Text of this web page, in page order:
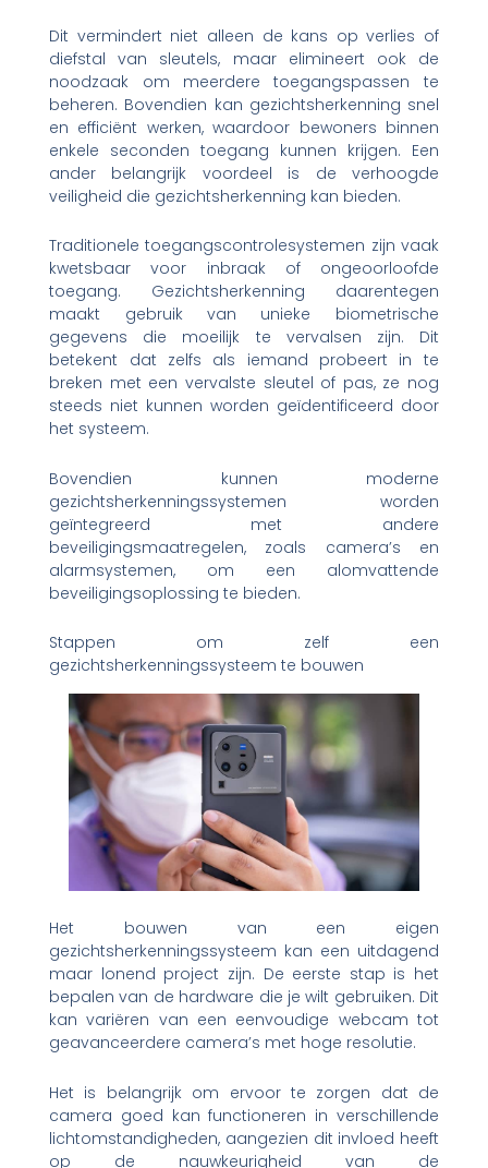
Dit vermindert niet alleen de kans op verlies of
diefstal van sleutels, maar elimineert ook de
noodzaak om meerdere toegangspassen te
beheren. Bovendien kan gezichtsherkenning snel
en efficiënt werken, waardoor bewoners binnen
enkele seconden toegang kunnen krijgen. Een
ander belangrijk voordeel is de verhoogde
veiligheid die gezichtsherkenning kan bieden.
Traditionele toegangscontrolesystemen zijn vaak
kwetsbaar voor inbraak of ongeoorloofde
toegang. Gezichtsherkenning daarentegen
maakt gebruik van unieke biometrische
gegevens die moeilijk te vervalsen zijn. Dit
betekent dat zelfs als iemand probeert in te
breken met een vervalste sleutel of pas, ze nog
steeds niet kunnen worden geïdentificeerd door
het systeem.
Bovendien kunnen moderne
gezichtsherkenningssystemen worden
geïntegreerd met andere
beveiligingsmaatregelen, zoals camera’s en
alarmsystemen, om een alomvattende
beveiligingsoplossing te bieden.
Stappen om zelf een
gezichtsherkenningssysteem te bouwen
Het bouwen van een eigen
gezichtsherkenningssysteem kan een uitdagend
maar lonend project zijn. De eerste stap is het
bepalen van de hardware die je wilt gebruiken. Dit
kan variëren van een eenvoudige webcam tot
geavanceerdere camera’s met hoge resolutie.
Het is belangrijk om ervoor te zorgen dat de
camera goed kan functioneren in verschillende
lichtomstandigheden, aangezien dit invloed heeft
op de nauwkeurigheid van de